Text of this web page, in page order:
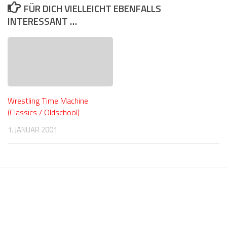
FÜR DICH VIELLEICHT EBENFALLS
INTERESSANT …
Wrestling Time Machine
(Classics / Oldschool)
1. JANUAR 2001